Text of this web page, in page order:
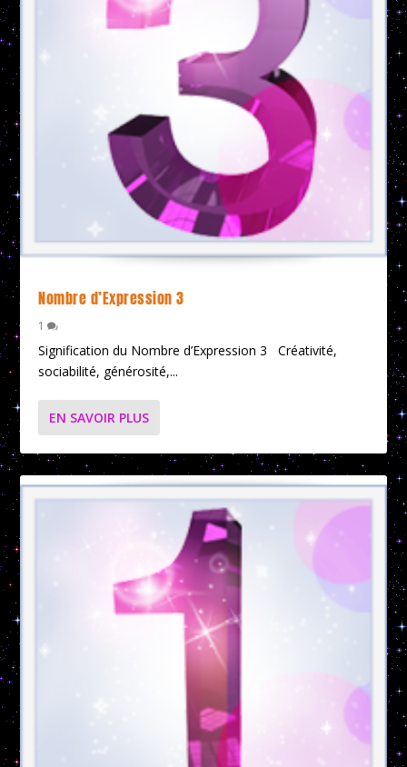
Nombre d’Expression 3
1
Signification du Nombre d’Expression 3 Créativité,
sociabilité, générosité,...
EN SAVOIR PLUS